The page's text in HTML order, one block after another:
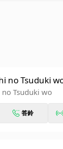
no Tsuduki
Tsuduki wo
答鈴